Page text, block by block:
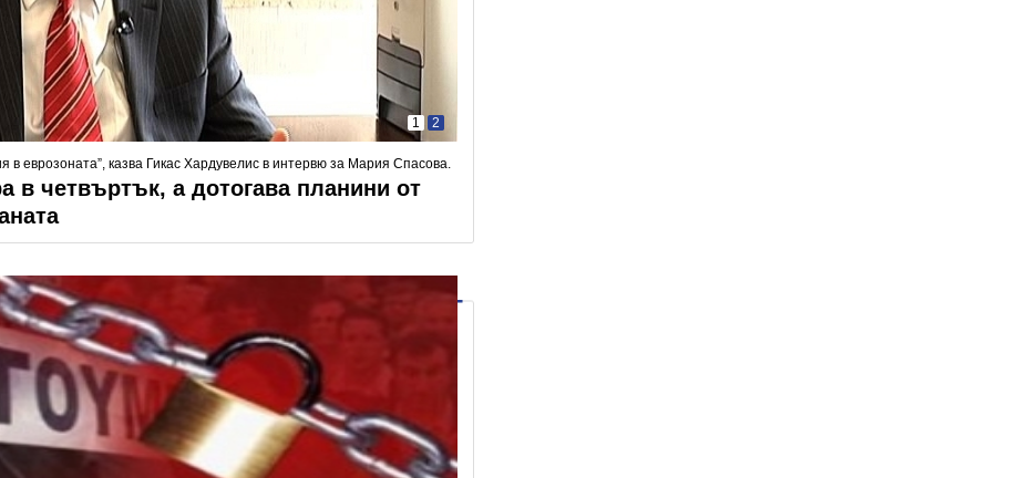
2
1
в еврозоната”, казва Гикас Хардувелис в интервю за Мария Спасова.
в четвъртък, а дотогава планини от